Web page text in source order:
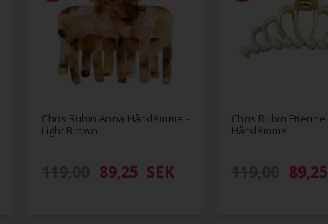
Chris Rubin Anna Hårklämma -
Light Brown
89,25 SEK
Chris Rubin Etienne
Hårklämma
89,25